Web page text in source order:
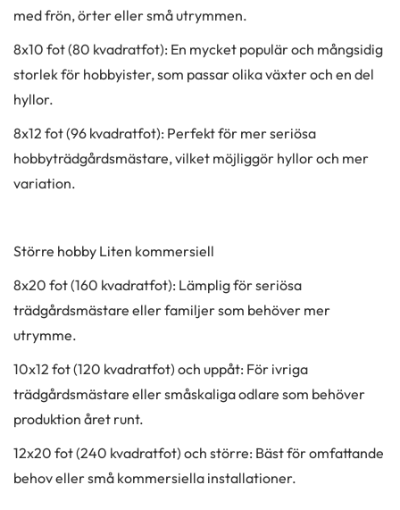
med frön, örter eller små utrymmen.
8x10 fot (80 kvadratfot): En mycket populär och mångsidig
storlek för hobbyister, som passar olika växter och en del
hyllor.
8x12 fot (96 kvadratfot): Perfekt för mer seriösa
hobbyträdgårdsmästare, vilket möjliggör hyllor och mer
variation.
Större hobby Liten kommersiell
8x20 fot (160 kvadratfot): Lämplig för seriösa
trädgårdsmästare eller familjer som behöver mer
utrymme.
10x12 fot (120 kvadratfot) och uppåt: För ivriga
trädgårdsmästare eller småskaliga odlare som behöver
produktion året runt.
12x20 fot (240 kvadratfot) och större: Bäst för omfattande
behov eller små kommersiella installationer.